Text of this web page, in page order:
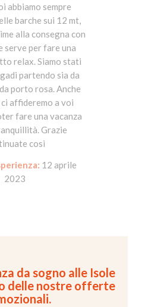
abbiamo sempre
barche sui 12 mt,
alla consegna con
serve per fare una
relax. Siamo stati
partendo sia da
porto rosa. Anche
ci affideremo a voi
fare una vacanza
Grazie
così
12 aprile
2023
da sogno alle Isole
delle nostre offerte